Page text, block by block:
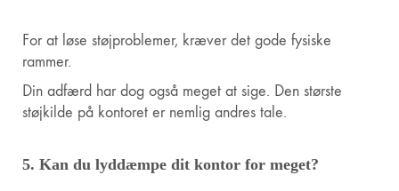
For at løse støjproblemer, kræver det gode fysiske
rammer.
Din adfærd har dog også meget at sige. Den største
støjkilde på kontoret er nemlig andres tale.
5. Kan du lyddæmpe dit kontor for meget?